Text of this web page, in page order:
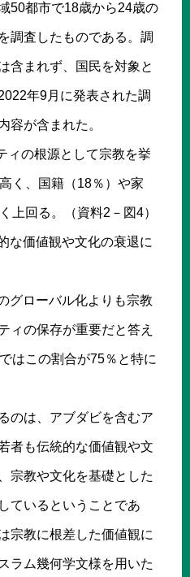
50都市で18歳から24歳の
調査したものである。調
含まれず、国民を対象と
年9月に発表された調
容が含まれた。
ィの根源として宗教を挙
く、国籍（18％）や家
上回る。（資料2－図4）
な価値観や文化の衰退に
グローバル化よりも宗教
ィの保存が重要だと答え
はこの割合が75％と特に
のは、アブダビを含むア
者も伝統的な価値観や文
宗教や文化を基礎とした
ているということであ
宗教に根差した価値観に
ラム幾何学文様を用いた